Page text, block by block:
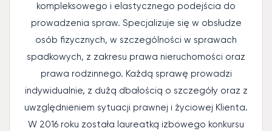
kompleksowego i elastycznego podejścia do
prowadzenia spraw. Specjalizuje się w obsłudze
osób fizycznych, w szczególności w sprawach
spadkowych, z zakresu prawa nieruchomości oraz
prawa rodzinnego. Każdą sprawę prowadzi
indywidualnie, z dużą dbałością o szczegóły oraz z
uwzględnieniem sytuacji prawnej i życiowej Klienta.
W 2016 roku została laureatką izbowego konkursu